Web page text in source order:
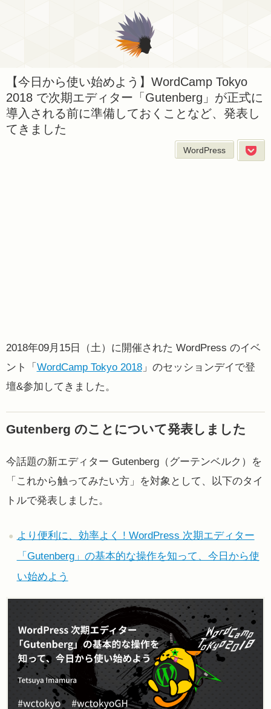
【今日から使い始めよう】WordCamp Tokyo
2018 で次期エディター「Gutenberg」が正式に
導入される前に準備しておくことなど、発表し
てきました
WordPress
2018年09月15日（土）に開催された WordPress のイベ
ント「 WordCamp Tokyo 2018」のセッションデイで登
壇&参加してきました。
Gutenberg のことについて発表しました
今話題の新エディター Gutenberg（グーテンベルク）を
「これから触ってみたい方」を対象として、以下のタイ
トルで発表しました。
より便利に、効率よく ! WordPress 次期エディター
「Gutenberg」の基本的な操作を知って、今日から使
い始めよう